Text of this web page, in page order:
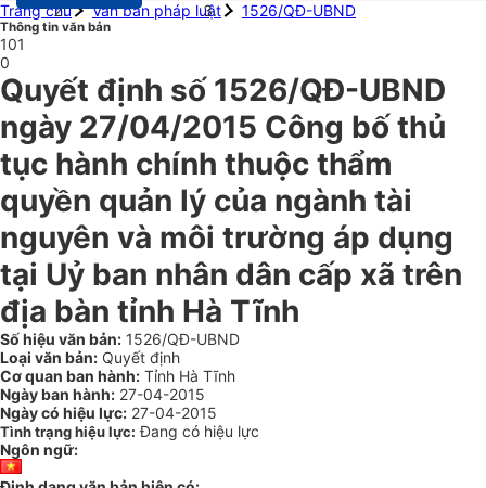
Trang chủ
Văn bản pháp luật 1526/QĐ-UBND
Thông tin văn bản
101
0
Quyết định số 1526/QĐ-UBND
ngày 27/04/2015 Công bố thủ
tục hành chính thuộc thẩm
quyền quản lý của ngành tài
nguyên và môi trường áp dụng
tại Uỷ ban nhân dân cấp xã trên
địa bàn tỉnh Hà Tĩnh
Số hiệu văn bản: 1526/QĐ-UBND
Loại văn bản: Quyết định
Cơ quan ban hành: Tỉnh Hà Tĩnh
Ngày ban hành: 27-04-2015
Ngày có hiệu lực: 27-04-2015
Tình trạng hiệu lực: Đang có hiệu lực
Ngôn ngữ: